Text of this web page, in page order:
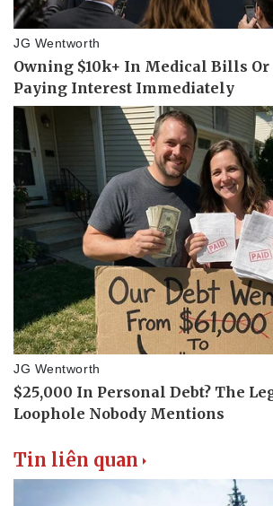
Tin liên quan